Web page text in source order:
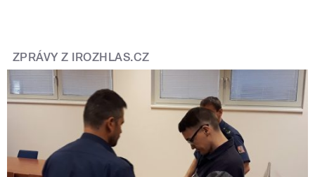
ZPRÁVY Z IROZHLAS.CZ